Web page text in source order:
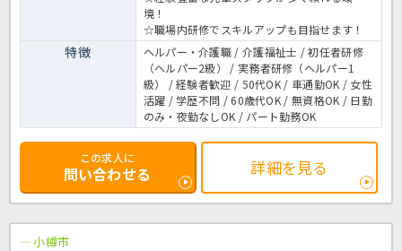
境！
☆職場内研修でスキルアップも目指せます！
特徴
ヘルパー・介護職 / 介護福祉士 / 初任者研修
（ヘルパー2級） / 実務者研修（ヘルパー1
級） / 経験者歓迎 / 50代OK / 車通勤OK / 女性
活躍 / 学歴不問 / 60歳代OK / 無資格OK / 日勤
のみ・夜勤なしOK / パート勤務OK
この求人に
問い合わせる 詳細を見る
小樽市